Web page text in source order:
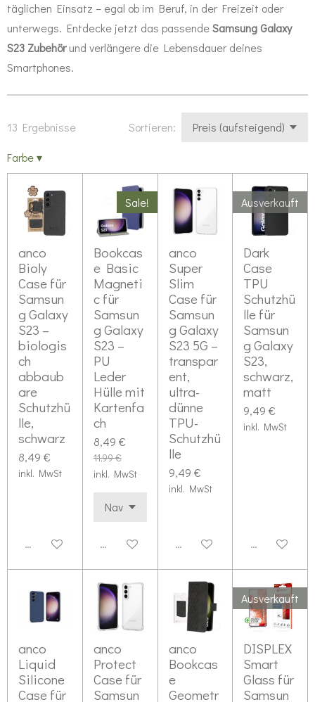
täglichen Einsatz – egal ob im Beruf, in der Freizeit oder
unterwegs. Entdecke jetzt das passendeSamsung Galaxy
S23 Zubehörund verlängere die Lebensdauer deines
Smartphones.
13 Ergebnisse Sortieren:
Farbe▾
anco
Bioly
Case für
Samsun
g Galaxy
S23 –
biologis
ch
abbaub
are
Schutzhü
lle,
schwarz
8,49 €
inkl. MwSt
Deaktiviert
Sale!
Bookcas
e Basic
Magneti
c für
Samsun
g Galaxy
S23 –
PU
Leder
Hülle mit
Kartenfa
ch
8,49 €
11,99 €
inkl. MwSt
Deaktiviert
anco
Super
Slim
Case für
Samsun
g Galaxy
S23 5G –
transpar
ent,
ultra­
dünne
TPU-
Schutzhü
lle
9,49 €
inkl. MwSt
Deaktiviert
Ausverkauft
Dark
Case
TPU
Schutzhü
lle für
Samsun
g Galaxy
S23,
schwarz,
matt
9,49 €
inkl. MwSt
Deaktiviert
anco
Liquid
Silicone
Case für
anco
Protect
Case für
Samsun
anco
Bookcas
e
Geometr
Ausverkauft
DISPLEX
Smart
Glass für
Samsun